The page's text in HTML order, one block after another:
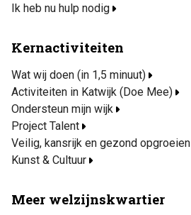
Ik heb nu hulp nodig
Kernactiviteiten
Wat wij doen (in 1,5 minuut)
Activiteiten in Katwijk (Doe Mee)
Ondersteun mijn wijk
Project Talent
Veilig, kansrijk en gezond opgroeien
Kunst & Cultuur
Meer welzijnskwartier